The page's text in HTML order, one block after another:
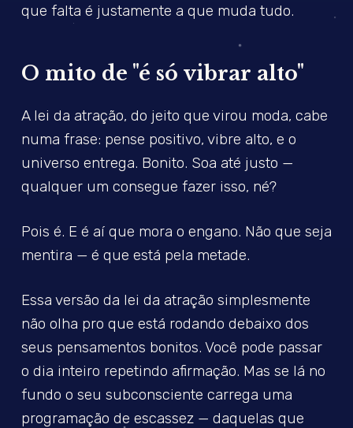
que falta é justamente a que muda tudo.
O mito de "é só vibrar alto"
A lei da atração, do jeito que virou moda, cabe
numa frase: pense positivo, vibre alto, e o
universo entrega. Bonito. Soa até justo —
qualquer um consegue fazer isso, né?
Pois é. E é aí que mora o engano. Não que seja
mentira — é que está pela metade.
Essa versão da lei da atração simplesmente
não olha pro que está rodando debaixo dos
seus pensamentos bonitos. Você pode passar
o dia inteiro repetindo afirmação. Mas se lá no
fundo o seu subconsciente carrega uma
programação de escassez — daquelas que